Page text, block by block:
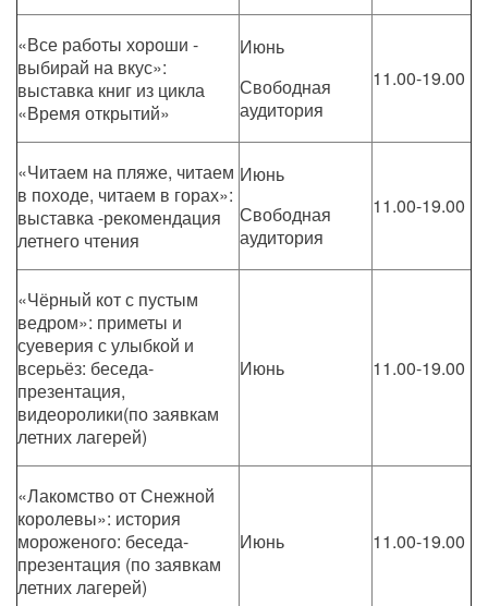
«Все работы хороши -
выбирай на вкус»:
выставка книг из цикла
«Время открытий»
Июнь
Свободная
аудитория
11.00-19.00
«Читаем на пляже, читаем
в походе, читаем в горах»:
выставка -рекомендация
летнего чтения
Июнь
Свободная
аудитория
11.00-19.00
«Чёрный кот с пустым
ведром»: приметы и
суеверия с улыбкой и
всерьёз: беседа-
презентация,
видеоролики(по заявкам
летних лагерей)
Июнь 11.00-19.00
«Лакомство от Снежной
королевы»: история
мороженого: беседа-
презентация (по заявкам
летних лагерей)
Июнь 11.00-19.00